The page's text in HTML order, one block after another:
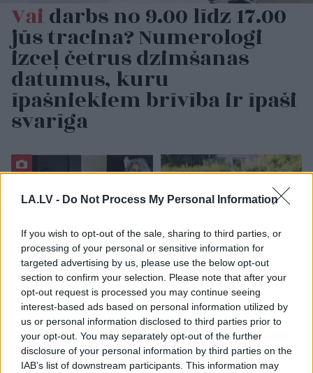
LA.LV - Do Not Process My Personal Information
If you wish to opt-out of the sale, sharing to third parties, or
processing of your personal or sensitive information for
targeted advertising by us, please use the below opt-out
section to confirm your selection. Please note that after your
opt-out request is processed you may continue seeing
interest-based ads based on personal information utilized by
us or personal information disclosed to third parties prior to
your opt-out. You may separately opt-out of the further
disclosure of your personal information by third parties on the
IAB’s list of downstream participants. This information may
Vaidarbs no 9.00 līdz 17.00
jūs tracina? Numerologi
izceļ četrus dzimšanas
datumus, kuru
īpašniekiem brīvība ir īpaši
svarīga
“Esneesmu muļķe!”
Elīna Didrihsone atklāj,
kā iemācījusies
sadzīvot ar visu, kas
par viņu tiek runāts
Horoskopi 7. augustam.
Šodien vislabāk par tevi
runās paveiktais, tāpēc
nav nepieciešams visu
sīki skaidrot